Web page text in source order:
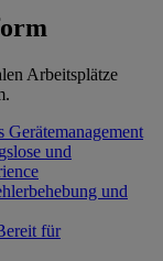
Arbeitsplätze
Gerätemanagement
und
und
für